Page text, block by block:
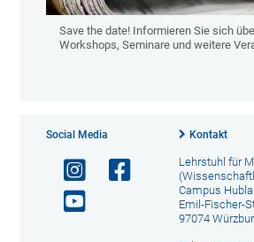
Save the date! Informieren Sie sich
Workshops, Seminare und weitere
Social Media Kontakt
Lehrstuhl für
Campus
Emil-Fischer-
97074